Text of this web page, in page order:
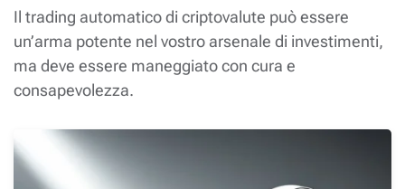
Il trading automatico di criptovalute può essere
un’arma potente nel vostro arsenale di investimenti,
ma deve essere maneggiato con cura e
consapevolezza.